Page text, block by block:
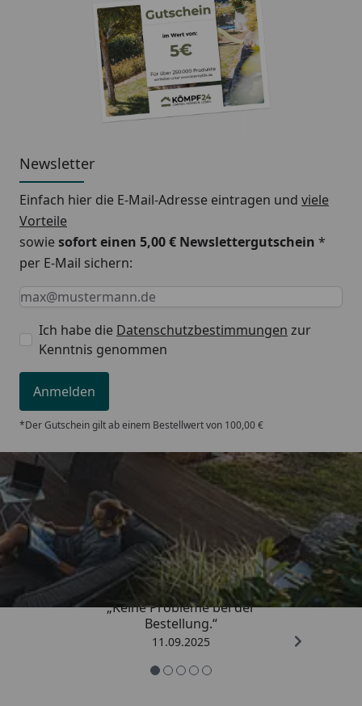
Newsletter
Einfach hier die E-Mail-Adresse eintragen und viele
Vorteile
sowiesofort einen 5,00 € Newslettergutschein *
per E-Mail sichern:
Keine Eingabe erforderlich
Eingabe erforderlich
E-Mail *
Ich habe die Datenschutzbestimmungen zur
Kenntnis genommen
Anmelden
*Der Gutschein gilt ab einem Bestellwert von 100,00 €
Trusted Shops
5,00/ 5
„Keine Probleme bei der
Bestellung.“
11.09.2025